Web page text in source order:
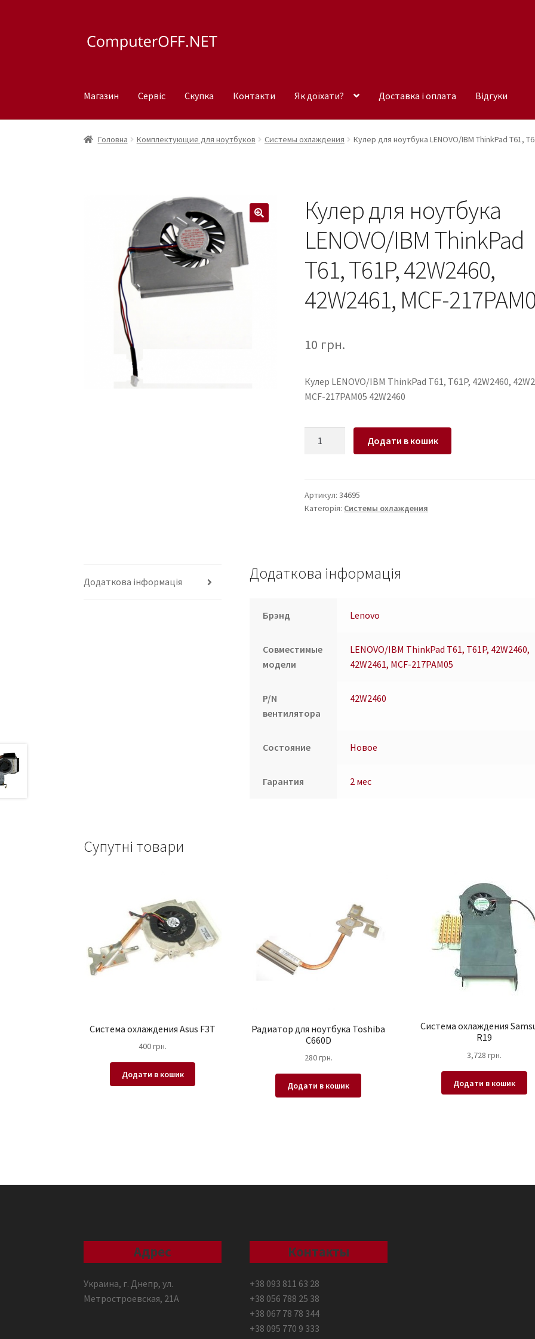
до
до
Магазин Сервіс Скупка Контакти Як доїхати? Доставка і оплата Відгуки
Головна Комплектующие для ноутбуков Системы охлаждения Кулер для ноутбука LENOVO/IBM ThinkPad T61,
Кулер для ноутбука
LENOVO/IBM ThinkPad
T61, T61P, 42W2460,
42W2461, MCF-
10 грн.
Кулер LENOVO/IBM ThinkPad T61, T61P, 42W2460,
MCF-217PAM05 42W2460
ThinkPad
T61,
MCF-
217PAM05
Додати в кошик
Артикул:34695
Категорія: Системы охлаждения
Додаткова інформація Додаткова інформація
Брэнд Lenovo
Совместимые
модели
LENOVO/IBM ThinkPad T61, T61P, 42W2460,
42W2461, MCF-217PAM05
P/N
вентилятора
42W2460
Состояние Новое
Гарантия 2 мес
Супутні товари
Система охлаждения Asus F3T
400грн.
Додати в кошик
Радиатор для ноутбука Toshiba
C660D
280грн.
Додати в кошик
Система охлаждения
R19
3,728 грн.
Додати в кошик
Адрес
Украина, г. Днепр, ул.
Метростроевская, 21А
Контакты
+38 093 811 63 28
+38 056 788 25 38
+38 067 78 78 344
+38 095 770 9 333